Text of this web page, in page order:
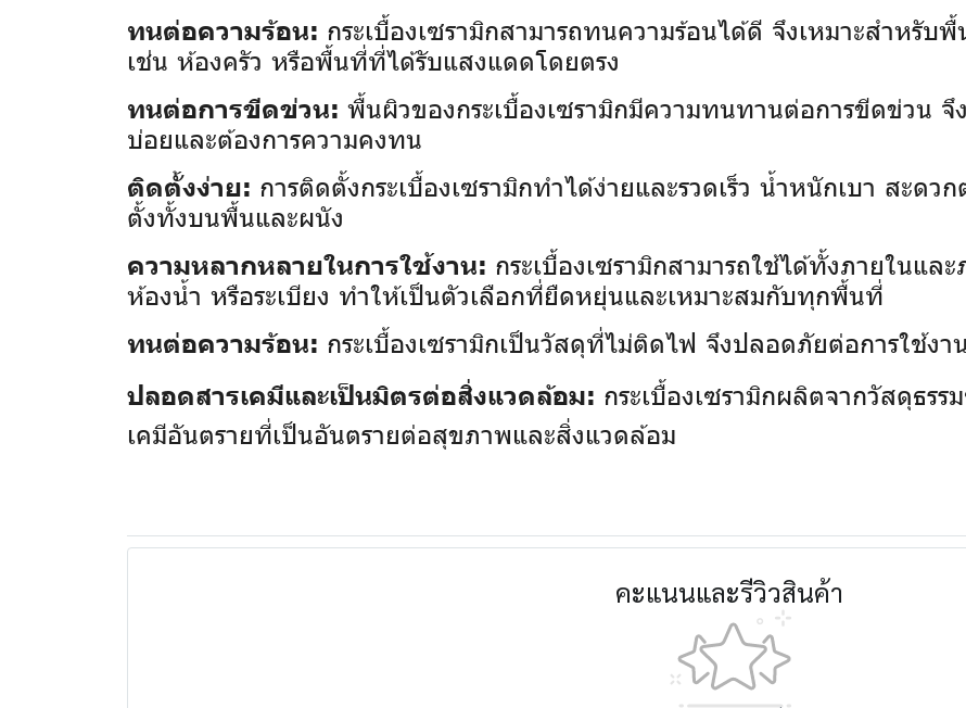
ทนต่อความร้อน: กระเบื้องเซรามิกสามารถทนความร้อนได้ดี จึงเหมาะสำหรั
เช่น ห้องครัว หรือพื้นที่ที่ได้รับแสงแดดโดยตรง
ทนต่อการขีดข่วน: พื้นผิวของกระเบื้องเซรามิกมีความทนทานต่อการขีดข่วน
บ่อยและต้องการความคงทน
ติดตั้งง่าย: การติดตั้งกระเบื้องเซรามิกทำได้ง่ายและรวดเร็ว น้ำหนักเบา สะดว
ตั้งทั้งบนพื้นและผนัง
ความหลากหลายในการใช้งาน: กระเบื้องเซรามิกสามารถใช้ได้ทั้งภายในแ
ห้องน้ำ หรือระเบียง ทำให้เป็นตัวเลือกที่ยืดหยุ่นและเหมาะสมกับทุกพื้นที่
ทนต่อความร้อน: กระเบื้องเซรามิกเป็นวัสดุที่ไม่ติดไฟ จึงปลอดภัยต่อการใช้ง
ปลอดสารเคมีและเป็นมิตรต่อสิ่งแวดล้อม: กระเบื้องเซรามิกผลิตจากวัสดุธร
เคมีอันตรายที่เป็นอันตรายต่อสุขภาพและสิ่งแวดล้อม
คะแนนและรีวิวสินค้า